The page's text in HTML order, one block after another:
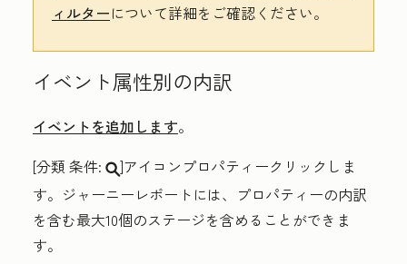
ィルターについて詳細をご確認ください。
イベント属性別の内訳
イベントを追加します。
[分類 条件: search]アイコンプロパティークリックしま
す。ジャーニーレポートには、プロパティーの内訳
を含む最大10個のステージを含めることができま
す。